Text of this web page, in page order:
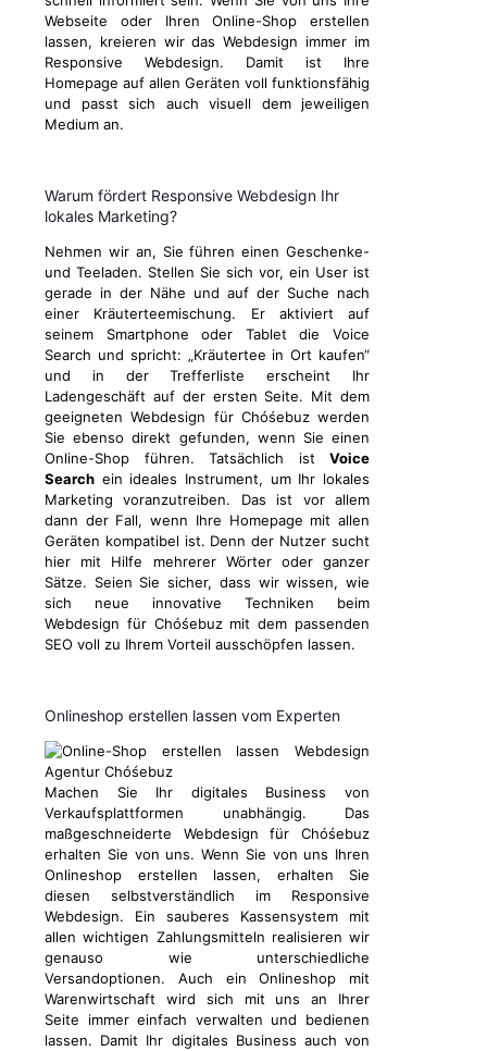
Webseite oder Ihren Online-Shop erstellen
lassen, kreieren wir das Webdesign immer im
Responsive Webdesign. Damit ist Ihre
Homepage auf allen Geräten voll funktionsfähig
und passt sich auch visuell dem jeweiligen
Medium an.
Warum fördert Responsive Webdesign Ihr
lokales Marketing?
Nehmen wir an, Sie führen einen Geschenke-
und Teeladen. Stellen Sie sich vor, ein User ist
gerade in der Nähe und auf der Suche nach
einer Kräuterteemischung. Er aktiviert auf
seinem Smartphone oder Tablet die Voice
Search und spricht: „Kräutertee in Ort kaufen“
und in der Trefferliste erscheint Ihr
Ladengeschäft auf der ersten Seite. Mit dem
geeigneten Webdesign für Chóśebuz werden
Sie ebenso direkt gefunden, wenn Sie einen
Online-Shop führen. Tatsächlich ist Voice
Search ein ideales Instrument, um Ihr lokales
Marketing voranzutreiben. Das ist vor allem
dann der Fall, wenn Ihre Homepage mit allen
Geräten kompatibel ist. Denn der Nutzer sucht
hier mit Hilfe mehrerer Wörter oder ganzer
Sätze. Seien Sie sicher, dass wir wissen, wie
sich neue innovative Techniken beim
Webdesign für Chóśebuz mit dem passenden
SEO voll zu Ihrem Vorteil ausschöpfen lassen.
Onlineshop erstellen lassen vom Experten
Machen Sie Ihr digitales Business von
Verkaufsplattformen unabhängig. Das
maßgeschneiderte Webdesign für Chóśebuz
erhalten Sie von uns. Wenn Sie von uns Ihren
Onlineshop erstellen lassen, erhalten Sie
diesen selbstverständlich im Responsive
Webdesign. Ein sauberes Kassensystem mit
allen wichtigen Zahlungsmitteln realisieren wir
genauso wie unterschiedliche
Versandoptionen. Auch ein Onlineshop mit
Warenwirtschaft wird sich mit uns an Ihrer
Seite immer einfach verwalten und bedienen
lassen. Damit Ihr digitales Business auch von